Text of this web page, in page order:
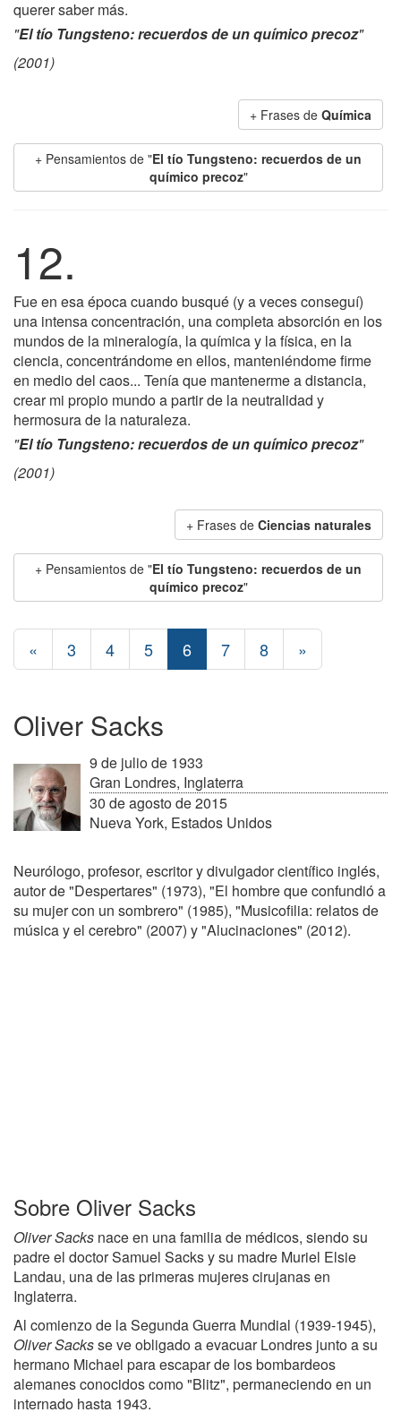
querer saber más.
"El tío Tungsteno: recuerdos de un químico precoz"
(2001)
+ Frases de Química
+ Pensamientos de "El tío Tungsteno: recuerdos de un
químico precoz"
12.
Fue en esa época cuando busqué (y a veces conseguí)
una intensa concentración, una completa absorción en los
mundos de la mineralogía, la química y la física, en la
ciencia, concentrándome en ellos, manteniéndome firme
en medio del caos... Tenía que mantenerme a distancia,
crear mi propio mundo a partir de la neutralidad y
hermosura de la naturaleza.
"El tío Tungsteno: recuerdos de un químico precoz"
(2001)
+ Frases de Ciencias naturales
+ Pensamientos de "El tío Tungsteno: recuerdos de un
químico precoz"
« 3 4 5 6 7 8 »
Oliver Sacks
9 de julio de 1933
Gran Londres, Inglaterra
30 de agosto de 2015
Nueva York, Estados Unidos
Neurólogo, profesor, escritor y divulgador científico inglés,
autor de "Despertares" (1973), "El hombre que confundió a
su mujer con un sombrero" (1985), "Musicofilia: relatos de
música y el cerebro" (2007) y "Alucinaciones" (2012).
Sobre Oliver Sacks
Oliver Sacks nace en una familia de médicos, siendo su
padre el doctor Samuel Sacks y su madre Muriel Elsie
Landau, una de las primeras mujeres cirujanas en
Inglaterra.
Al comienzo de la Segunda Guerra Mundial (1939-1945),
Oliver Sacksse ve obligado a evacuar Londres junto a su
hermano Michael para escapar de los bombardeos
alemanes conocidos como "Blitz", permaneciendo en un
internado hasta 1943.